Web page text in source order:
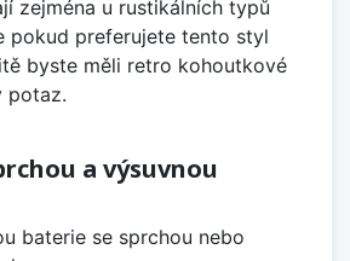
zejména u rustikálních typů
pokud preferujete tento styl
byste měli retro kohoutkové
potaz.
a výsuvnou
baterie se sprchou nebo